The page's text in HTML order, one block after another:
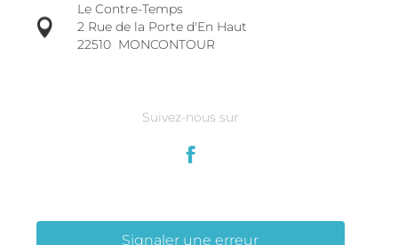
Le Contre-Temps
2 Rue de la Porte d'En Haut
22510 MONCONTOUR
Suivez-nous sur
Signaler une erreur